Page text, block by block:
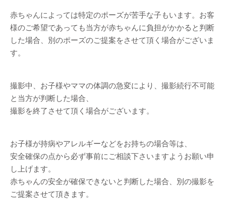
赤ちゃんによっては特定のポーズが苦手な子もいます。お客
様のご希望であっても当方が赤ちゃんに負担がかかると判断
した場合、別のポーズのご提案をさせて頂く場合がございま
す。
撮影中、お子様やママの体調の急変により、撮影続行不可能
と当方が判断した場合、
撮影を終了させて頂く場合がございます。
お子様が持病やアレルギーなどをお持ちの場合等は、
安全確保の点から必ず事前にご相談下さいますようお願い申
し上げます。
赤ちゃんの安全が確保できないと判断した場合、別の撮影を
ご提案させて頂きます。